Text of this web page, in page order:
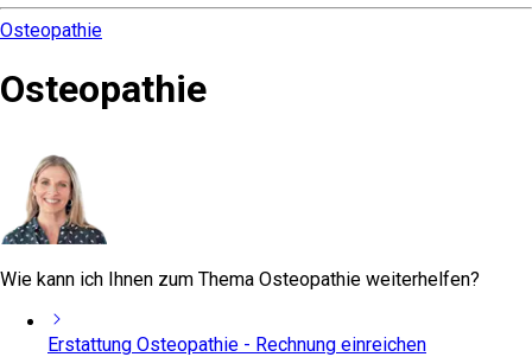
Osteopathie
Osteopathie
Wie kann ich Ihnen zum Thema Osteopathie weiterhelfen?
Erstattung Osteopathie - Rechnung einreichen